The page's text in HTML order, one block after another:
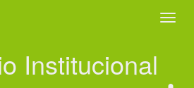
Institucional